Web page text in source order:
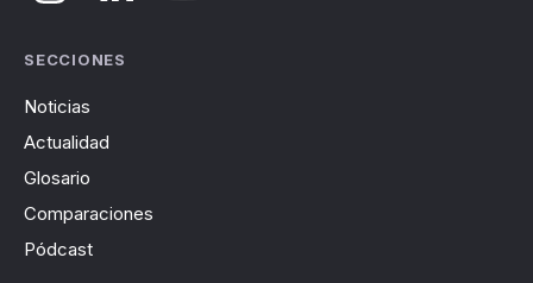
SECCIONES
Noticias
Actualidad
Glosario
Comparaciones
Pódcast